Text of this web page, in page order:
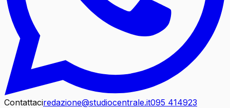
Contattaciredazione@studiocentrale.it095 414923